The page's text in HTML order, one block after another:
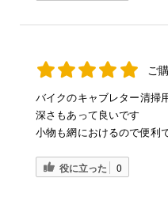
ご
バイクのキャブレター清掃
深さもあって良いです
小物も網におけるので便利
役に立った 0